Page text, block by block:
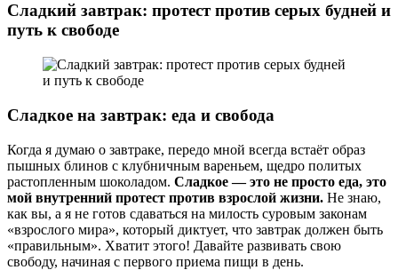
Сладкий завтрак: протест против серых будней и
путь к свободе
Сладкое на завтрак: еда и свобода
Когда я думаю о завтраке, передо мной всегда встаёт образ
пышных блинов с клубничным вареньем, щедро политых
растопленным шоколадом. Сладкое — это не просто еда, это
мой внутренний протест против взрослой жизни. Не знаю,
как вы, а я не готов сдаваться на милость суровым законам
«взрослого мира», который диктует, что завтрак должен быть
«правильным». Хватит этого! Давайте развивать свою
свободу, начиная с первого приема пищи в день.